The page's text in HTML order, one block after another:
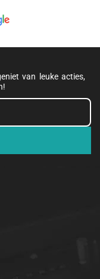
van leuke acties,